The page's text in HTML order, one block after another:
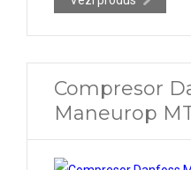
Compresor
Maneurop